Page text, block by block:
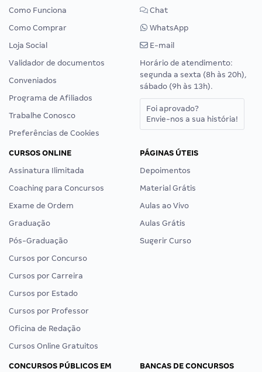
Como Funciona
Como Comprar
Loja Social
Validador de documentos
Conveniados
Programa de Afiliados
Trabalhe Conosco
Preferências de Cookies
Chat
WhatsApp
E-mail
Horário de atendimento:
segunda a sexta (8h às 20h),
sábado (9h às 13h).
Foi aprovado?
Envie-nos a sua história!
CURSOS ONLINE
Assinatura Ilimitada
Coaching para Concursos
Exame de Ordem
Graduação
Pós-Graduação
Cursos por Concurso
Cursos por Carreira
Cursos por Estado
Cursos por Professor
Oficina de Redação
Cursos Online Gratuitos
PÁGINAS ÚTEIS
Depoimentos
Material Grátis
Aulas ao Vivo
Aulas Grátis
Sugerir Curso
CONCURSOS PÚBLICOS EM
BANCAS DE CONCURSOS